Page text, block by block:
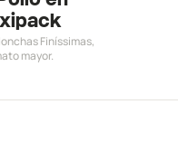
Finíssimas,
mayor.